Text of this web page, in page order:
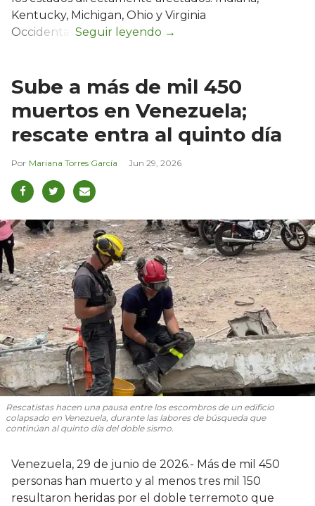
Kentucky, Michigan, Ohio y Virginia
Occidental.
Sube a más de mil 450
muertos en Venezuela;
rescate entra al quinto día
Mariana Torres García Jun 29, 2026
Rescatistas hacen una pausa entre los escombros de un edificio
colapsado en Venezuela, durante las labores de búsqueda que
continúan al quinto día del doble sismo.
Venezuela, 29 de junio de 2026.- Más de mil 450
personas han muerto y al menos tres mil 150
resultaron heridas por el doble terremoto que